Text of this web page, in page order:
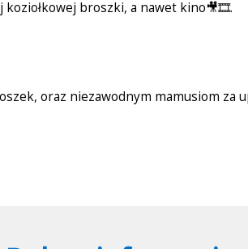
koziołkowej broszki, a nawet kino🎥🎞.
oraz niezawodnym mamusiom za